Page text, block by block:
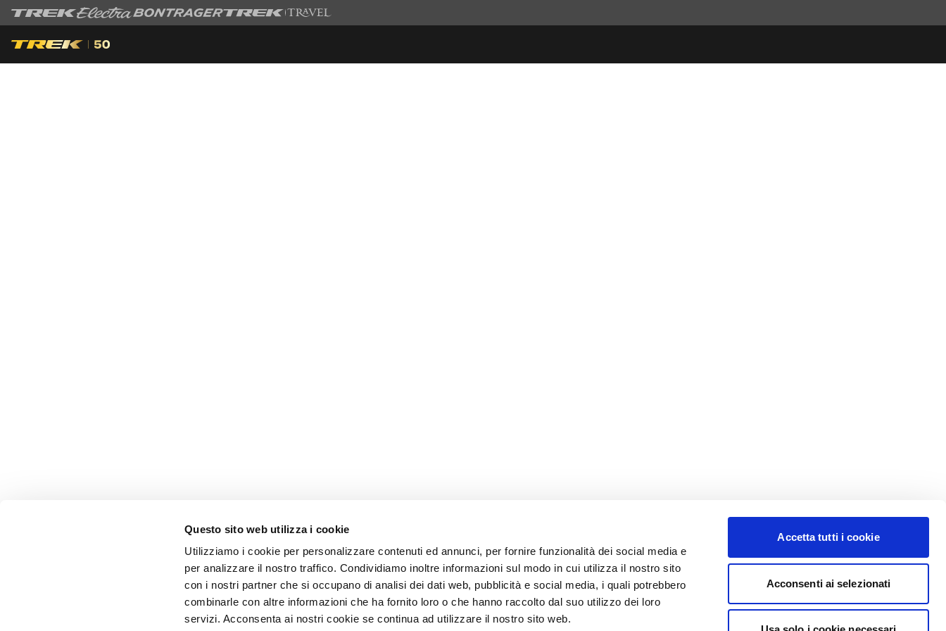
Questo sito web utilizza i cookie
Utilizziamo i cookie per personalizzare contenuti ed annunci, per fornire funzionalità dei social media e
per analizzare il nostro traffico. Condividiamo inoltre informazioni sul modo in cui utilizza il nostro sito
con i nostri partner che si occupano di analisi dei dati web, pubblicità e social media, i quali potrebbero
combinarle con altre informazioni che ha fornito loro o che hanno raccolto dal suo utilizzo dei loro
servizi. Acconsenta ai nostri cookie se continua ad utilizzare il nostro sito web.
Accetta tutti i cookie
Acconsenti ai selezionati